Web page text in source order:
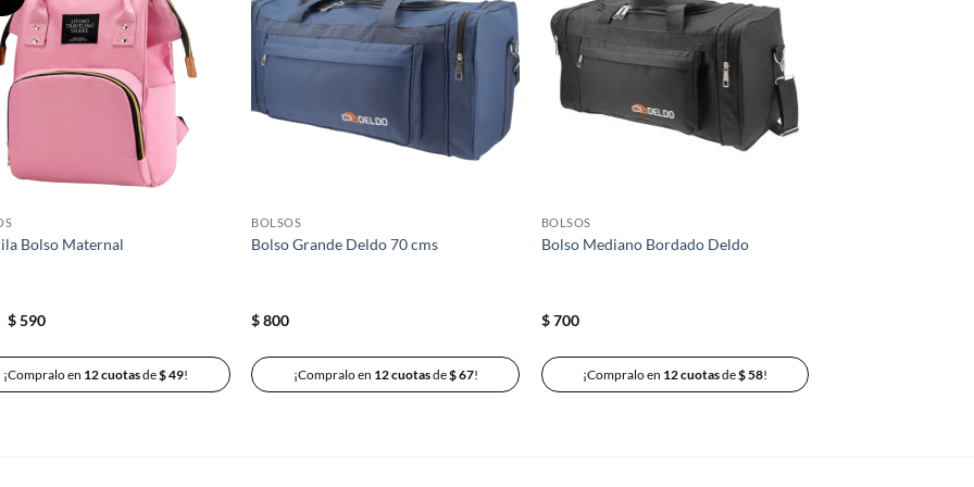
lista de
deseos
Bolso Maternal
El
$ 690.
$590El
es:
$ 590.
¡Compralo en 12 cuotasde$49!
a la
lista de
deseos
BOLSOS
Bolso Grande Deldo 70 cms
$800
¡Compralo en 12 cuotasde$67!
a la
lista de
deseos
BOLSOS
Bolso Mediano Bordado Deldo
$700
¡Compralo en 12 cuotasde$58!